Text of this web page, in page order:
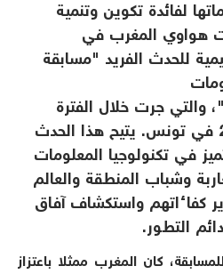
لفائدة تكوين وتنمية
هواوي المغرب في
للحدث الفريد "مسابقة
"، والتي جرت خلال الفترة
في تونس. يتيح هذا الحدث
في تكنولوجيا المعلومات
وشباب المنطقة والعالم
كفاءاتهم واستكشاف آفاق
التطور.
كان المغرب ممثلا باعتزاز